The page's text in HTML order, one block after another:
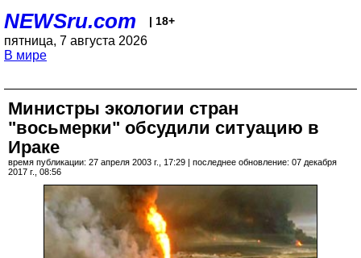
NEWSru.com | 18+
пятница, 7 августа 2026
В мире
Министры экологии стран
"восьмерки" обсудили ситуацию в
Ираке
время публикации: 27 апреля 2003 г., 17:29 | последнее обновление: 07 декабря
2017 г., 08:56